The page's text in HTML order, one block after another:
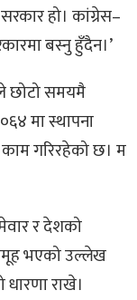
हो। कांग्रेस–
बस्नु हुँदैन।’
छोटो समयमै
मा स्थापना
गरिरहेको छ। म
र देशको
समूह भएको उल्लेख
राखे।